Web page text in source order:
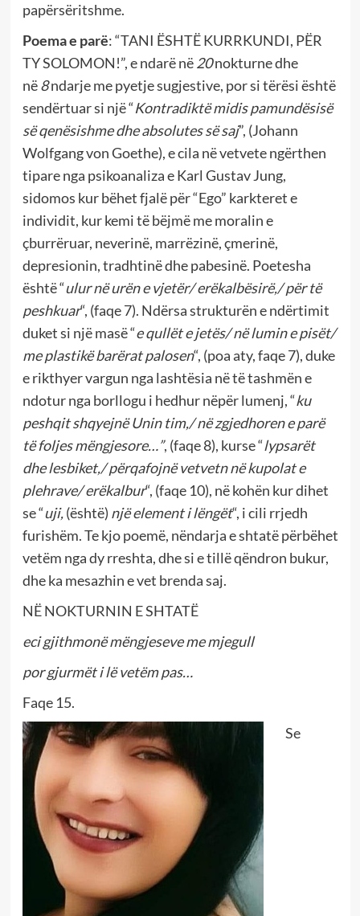
papërsëritshme.
Poema e parë: “TANI ËSHTË KURRKUNDI, PËR
TY SOLOMON!”, e ndarë në20nokturne dhe
në8ndarje me pyetje sugjestive, por si tërësi është
sendërtuar si një “Kontradiktë midis pamundësisë
së qenësishme dhe absolutes së saj”, (Johann
Wolfgang von Goethe), e cila në vetvete ngërthen
tipare nga psikoanaliza e Karl Gustav Jung,
sidomos kur bëhet fjalë për “Ego” karkteret e
individit, kur kemi të bëjmë me moralin e
çburrëruar, neverinë, marrëzinë, çmerinë,
depresionin, tradhtinë dhe pabesinë. Poetesha
është “ulur në urën e vjetër/ erëkalbësirë,/ për të
peshkuar“, (faqe 7). Ndërsa strukturën e ndërtimit
duket si një masë “e qullët e jetës/ në lumin e pisët/
me plastikë barërat palosen“, (poa aty, faqe 7), duke
e rikthyer vargun nga lashtësia në të tashmën e
ndotur nga borllogu i hedhur nëpër lumenj, “ku
peshqit shqyejnë Unin tim,/ në zgjedhoren e parë
të foljes mëngjesore…”, (faqe 8), kurse “lypsarët
dhe lesbiket,/ përqafojnë vetvetn në kupolat e
plehrave/ erëkalbur“, (faqe 10), në kohën kur dihet
se “uji,(është) një element i lëngët“, i cili rrjedh
furishëm. Te kjo poemë, nëndarja e shtatë përbëhet
vetëm nga dy rreshta, dhe si e tillë qëndron bukur,
dhe ka mesazhin e vet brenda saj.
NË NOKTURNIN E SHTATË
eci gjithmonë mëngjeseve me mjegull
por gjurmët i lë vetëm pas…
Faqe 15.
Se